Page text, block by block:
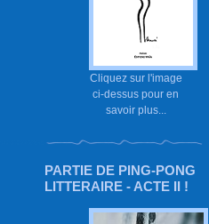
Cliquez sur l'image
ci-dessus pour en
savoir plus...
PARTIE DE PING-PONG
LITTERAIRE - ACTE II !